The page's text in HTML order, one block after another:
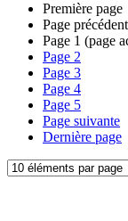
Première page
Page
Page 1 (page
Page 2
Page 3
Page 4
Page 5
Page suivante
Dernière page